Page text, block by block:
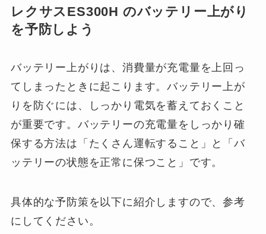
レクサスES300H のバッテリー上がり
を予防しよう
バッテリー上がりは、消費量が充電量を上回っ
てしまったときに起こります。バッテリー上が
りを防ぐには、しっかり電気を蓄えておくこと
が重要です。バッテリーの充電量をしっかり確
保する方法は「たくさん運転すること」と「バ
ッテリーの状態を正常に保つこと」です。
具体的な予防策を以下に紹介しますので、参考
にしてください。